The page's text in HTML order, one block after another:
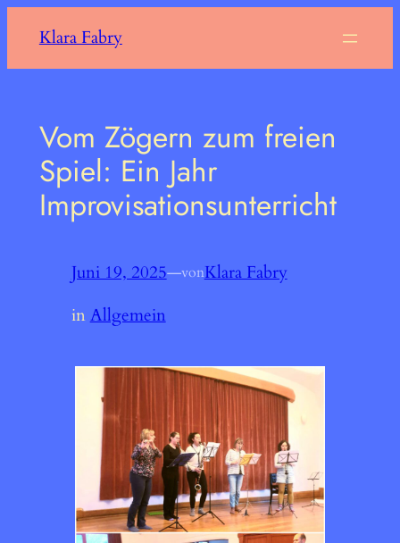
Inhalt
springen
Klara Fabry
Vom Zögern zum freien
Spiel: Ein Jahr
Improvisationsunterricht
Juni 19, 2025—vonKlara Fabry
inAllgemein